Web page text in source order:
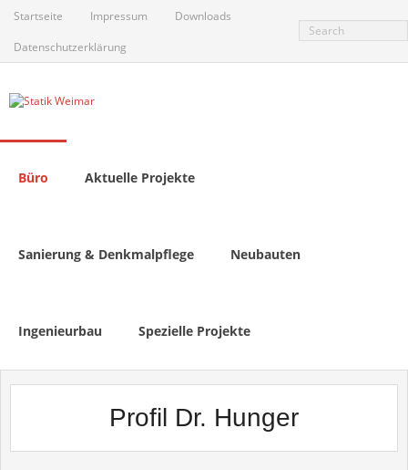
content
Startseite Impressum
Downloads
Datenschutzerklärung
Büro Aktuelle Projekte
Sanierung & Denkmalpflege Neubauten
Ingenieurbau Spezielle Projekte
Profil Dr. Hunger